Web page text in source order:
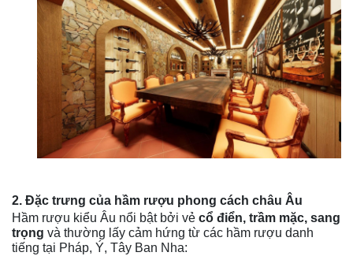
2. Đặc trưng của hầm rượu phong cách châu Âu
Hầm rượu kiểu Âu nổi bật bởi vẻ cổ điển, trầm mặc, sang
trọng và thường lấy cảm hứng từ các hầm rượu danh
tiếng tại Pháp, Ý, Tây Ban Nha: